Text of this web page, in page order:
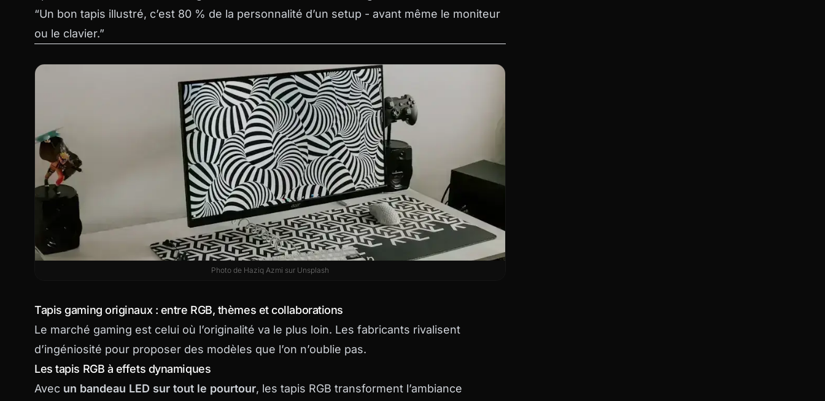
“Un bon tapis illustré, c’est 80 % de la personnalité d’un setup - avant même le moniteur
ou le clavier.”
Photo de Haziq Azmi sur Unsplash
Tapis gaming originaux : entre RGB, thèmes et collaborations
Le marché gaming est celui où l’originalité va le plus loin. Les fabricants rivalisent
d’ingéniosité pour proposer des modèles que l’on n’oublie pas.
Les tapis RGB à effets dynamiques
Avec un bandeau LED sur tout le pourtour, les tapis RGB transforment l’ambiance